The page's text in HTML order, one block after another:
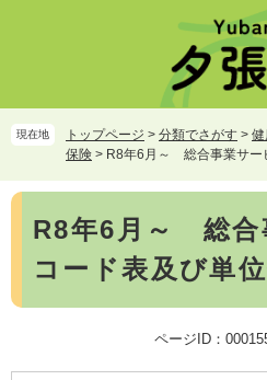
頭
で
飛
ば
て
現在地 トップページ > 分類でさがす >
保険 > R8年6月～ 総合事業サー
本
R8年6月～ 総合
コード表及び単
ページID：